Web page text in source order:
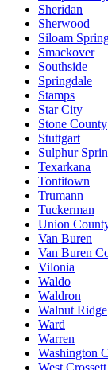
Sheridan
Sherwood
Siloam
Smackover
Southside
Springdale
Stamps
Star City
Stone County
Stuttgart
Sulphur
Texarkana
Tontitown
Trumann
Tuckerman
Union
Van Buren
Van Buren
Vilonia
Waldo
Waldron
Walnut Ridge
Ward
Warren
Washington
West Crossett